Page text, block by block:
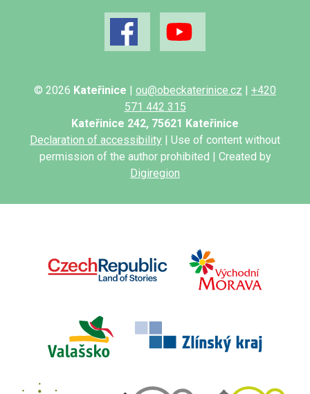
© 2026 Kateřinice | ou@obeckaterinice.cz | +420
571 442 315
Kateřinice 242, 75621 Kateřinice
Declaration of accessibility | Use of content without
permission of the author prohibited | Created by
Digiregion